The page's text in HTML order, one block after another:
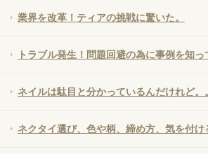
業界を改革！ティアの挑戦に驚いた。
トラブル発生！問題回避の為に事例を知っ
ネイルは駄目と分かっているんだけれど。
ネクタイ選び、色や柄、締め方、気を付け